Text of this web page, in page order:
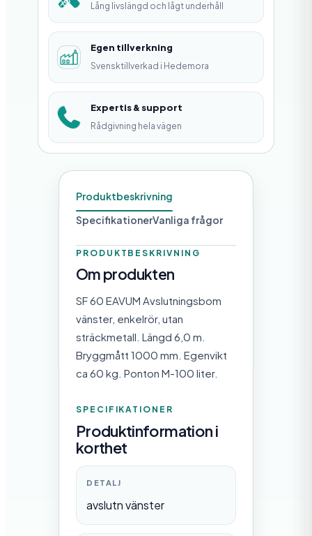
g
d
Lång livslängd och lågt underhåll
Egen tillverkning
Svensktillverkad i Hedemora
Expertis & support
Rådgivning hela vägen
Produktbeskrivning
SpecifikationerVanliga frågor
PRODUKTBESKRIVNING
Om produkten
SF 60 EAVUM Avslutningsbom
vänster, enkelrör, utan
sträckmetall. Längd 6,0 m.
Bryggmått 1000 mm. Egenvikt
ca 60 kg. Ponton M-100 liter.
SPECIFIKATIONER
Produktinformation i
korthet
DETALJ
avslutn vänster